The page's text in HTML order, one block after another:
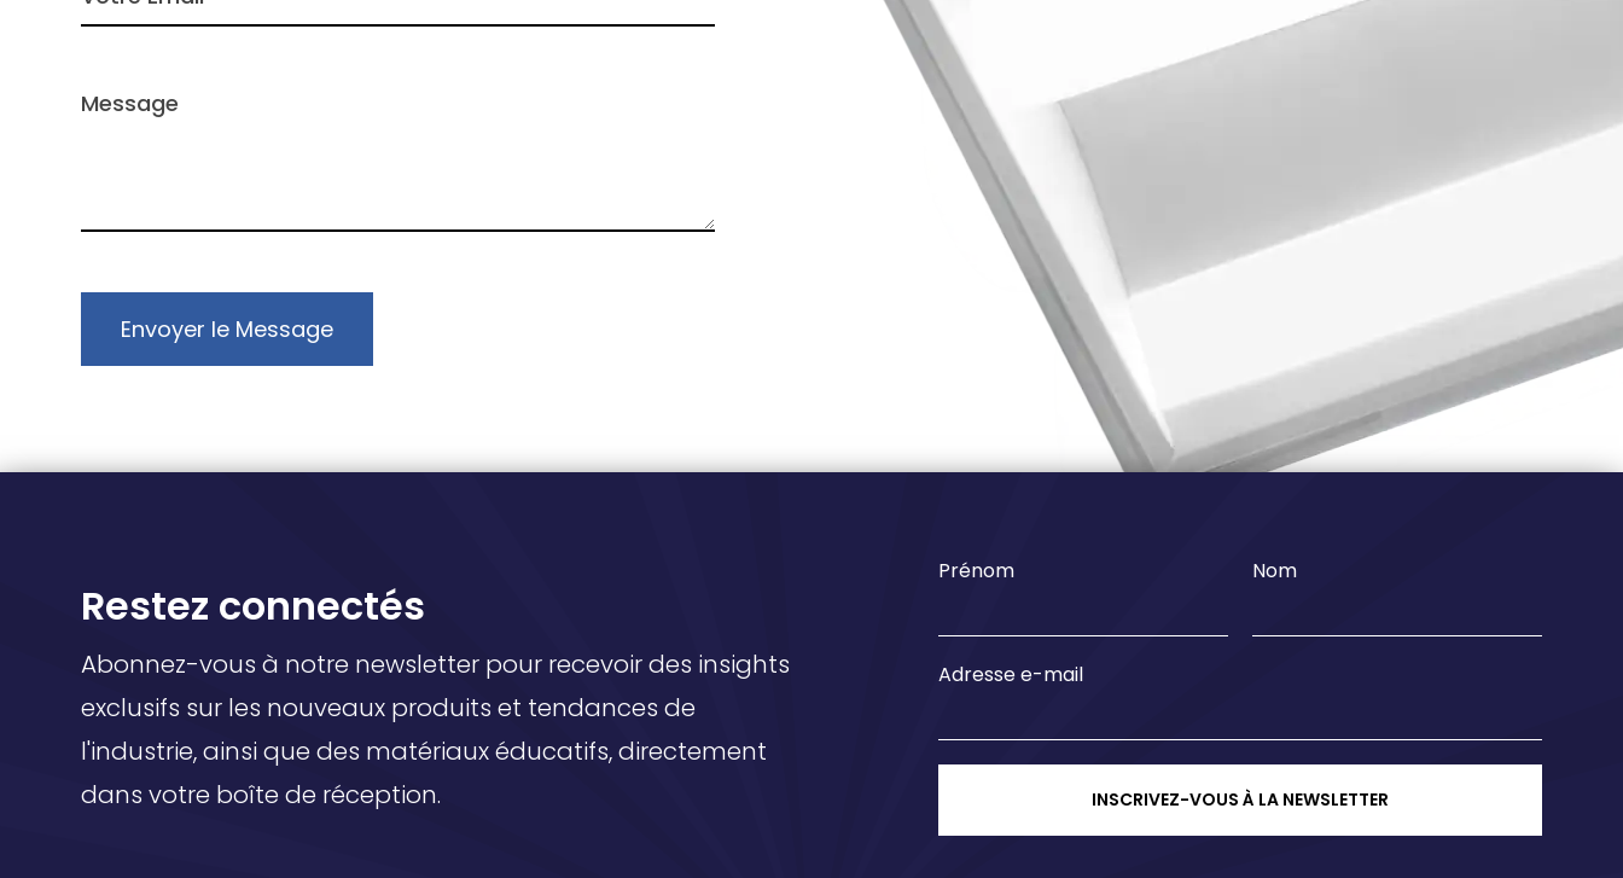
Envoyer le Message
Restez connectés
Abonnez-vous à notre newsletter pour recevoir des insights
exclusifs sur les nouveaux produits et tendances de
l'industrie, ainsi que des matériaux éducatifs, directement
dans votre boîte de réception.
Prénom Nom
Adresse e-mail
INSCRIVEZ-VOUS À LA NEWSLETTER